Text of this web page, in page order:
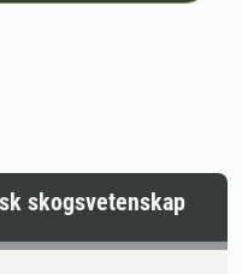
skogsvetenskap